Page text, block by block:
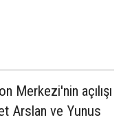
Merkezi'nin açılışı
Arslan ve Yunus